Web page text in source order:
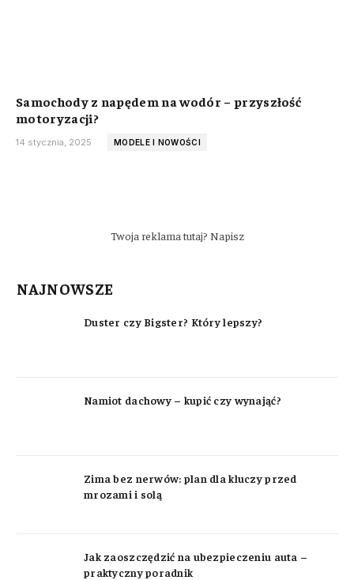
Samochody z napędem na wodór – przyszłość
motoryzacji?
14 stycznia, 2025 MODELE I NOWOŚCI
Twoja reklama tutaj? Napisz
NAJNOWSZE
Duster czy Bigster? Który lepszy?
Namiot dachowy – kupić czy wynająć?
Zima bez nerwów: plan dla kluczy przed
mrozami i solą
Jak zaoszczędzić na ubezpieczeniu auta –
praktyczny poradnik